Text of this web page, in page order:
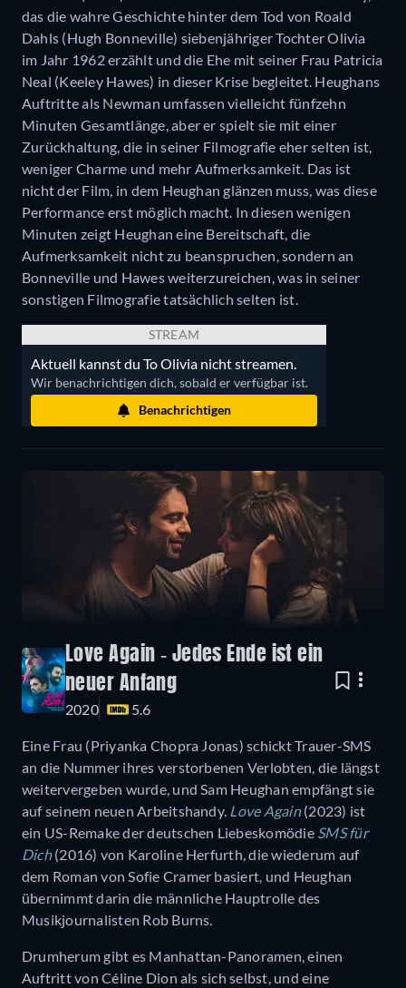
das die wahre Geschichte hinter dem Tod von Roald
Dahls (Hugh Bonneville) siebenjähriger Tochter Olivia
im Jahr 1962 erzählt und die Ehe mit seiner Frau Patricia
Neal (Keeley Hawes) in dieser Krise begleitet. Heughans
Auftritte als Newman umfassen vielleicht fünfzehn
Minuten Gesamtlänge, aber er spielt sie mit einer
Zurückhaltung, die in seiner Filmografie eher selten ist,
weniger Charme und mehr Aufmerksamkeit. Das ist
nicht der Film, in dem Heughan glänzen muss, was diese
Performance erst möglich macht. In diesen wenigen
Minuten zeigt Heughan eine Bereitschaft, die
Aufmerksamkeit nicht zu beanspruchen, sondern an
Bonneville und Hawes weiterzureichen, was in seiner
sonstigen Filmografie tatsächlich selten ist.
STREAM
Aktuell kannst du To Olivia nicht streamen.
Wir benachrichtigen dich, sobald er verfügbar ist.
Benachrichtigen
Love Again - Jedes Ende ist ein
neuer Anfang
2020 5.6
Eine Frau (Priyanka Chopra Jonas) schickt Trauer-SMS
an die Nummer ihres verstorbenen Verlobten, die längst
weitervergeben wurde, und Sam Heughan empfängt sie
auf seinem neuen Arbeitshandy. Love Again(2023) ist
ein US-Remake der deutschen Liebeskomödie SMS für
Dich(2016) von Karoline Herfurth, die wiederum auf
dem Roman von Sofie Cramer basiert, und Heughan
übernimmt darin die männliche Hauptrolle des
Musikjournalisten Rob Burns.
Drumherum gibt es Manhattan-Panoramen, einen
Auftritt von Céline Dion als sich selbst, und eine